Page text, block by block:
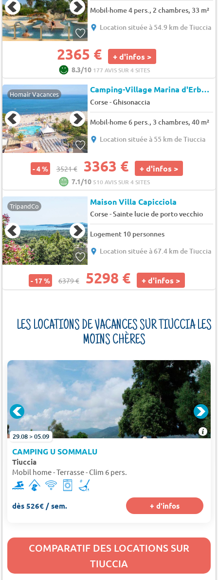
Mobil-home 4 pers., 2 chambres, 33 m²
Location située à 54.9 km de Tiuccia
2365 € + d'infos >
8.3/10 177 AVIS SUR 4 SITES
Homair Vacances Camping-Village Marina d'Erba Rossa (4164)
Corse-Ghisonaccia
Mobil-home 6 pers., 3 chambres, 40 m²
Location située à 55 km de Tiuccia
- 4 % 3521 € 3363 € + d'infos >
7.1/10 510 AVIS SUR 4 SITES
TripandCo Maison Villa Capicciola
Corse-Sainte lucie de porto vecchio
Logement 10 personnes
Location située à 67.4 km de Tiuccia
- 17 % 6379 € 5298 € + d'infos >
LES LOCATIONS DE VACANCES SUR TIUCCIA LES
MOINS CHÈRES
29.08 > 05.09
CAMPING U SOMMALU
Tiuccia
Mobil home - Terrasse - Clim 6 pers.
dès 526€ / sem. + d'infos
COMPARATIF DES LOCATIONS SUR
TIUCCIA